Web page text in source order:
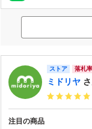
ストア 落札
ミドリヤ
注目の商品